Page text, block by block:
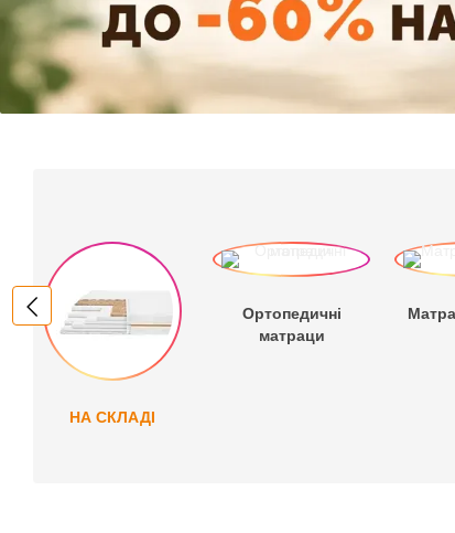
НА СКЛАДІ
Ортопедичні
матраци